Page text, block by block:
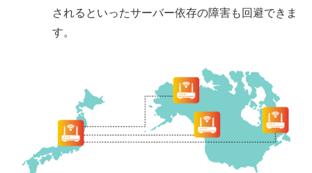
されるといったサーバー依存の障害も回避できま
す。